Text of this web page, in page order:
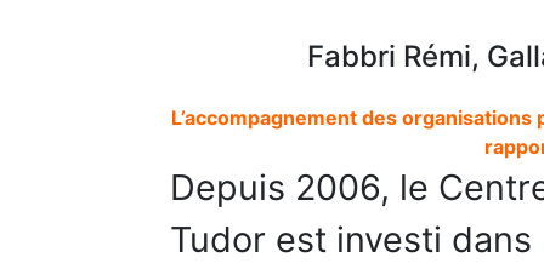
Fabbri Rémi,
L’accompagnement des
Depuis 2006, le
Tudor est investi